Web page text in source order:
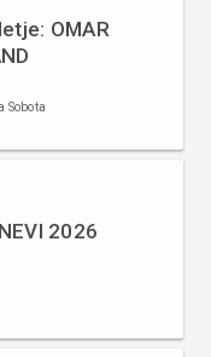
OMAR
Sobota
2026